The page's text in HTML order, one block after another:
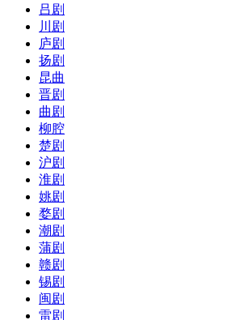
吕剧
川剧
庐剧
扬剧
昆曲
晋剧
曲剧
柳腔
楚剧
沪剧
淮剧
姚剧
婺剧
潮剧
蒲剧
赣剧
锡剧
闽剧
雷剧